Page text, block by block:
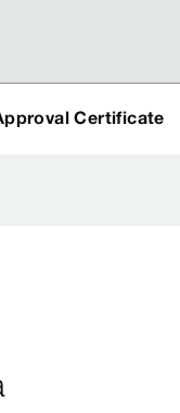
Certificate